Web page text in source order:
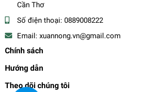
Cần Thơ
Số điện thoại: 0889008222
Email: xuannong.vn@gmail.com
Chính sách
Hướng dẫn
Theo dõi chúng tôi